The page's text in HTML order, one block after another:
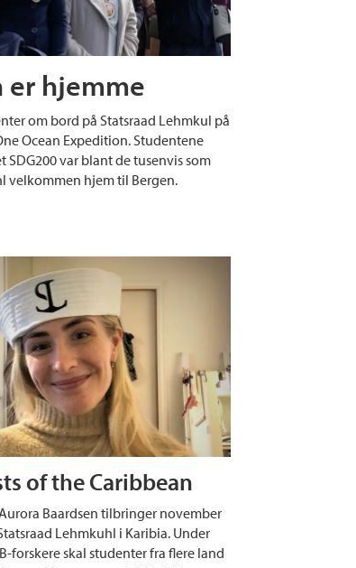
er hjemme
om bord på Statsraad Lehmkul på
Ocean Expedition. Studentene
var blant de tusenvis som
velkommen hjem til Bergen.
of the Caribbean
Baardsen tilbringer november
Lehmkuhl i Karibia. Under
forskere skal studenter fra flere land